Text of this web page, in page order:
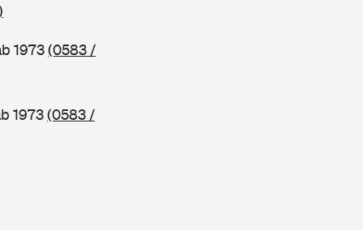
1973(0583 /
1973(0583 /